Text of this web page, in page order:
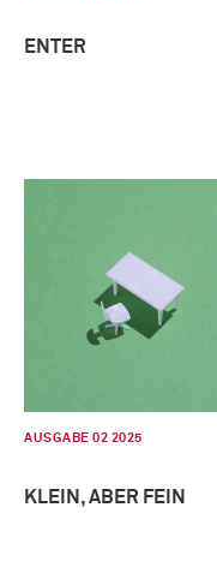
ENTER
AUSGABE 02 2025
KLEIN, ABER FEIN